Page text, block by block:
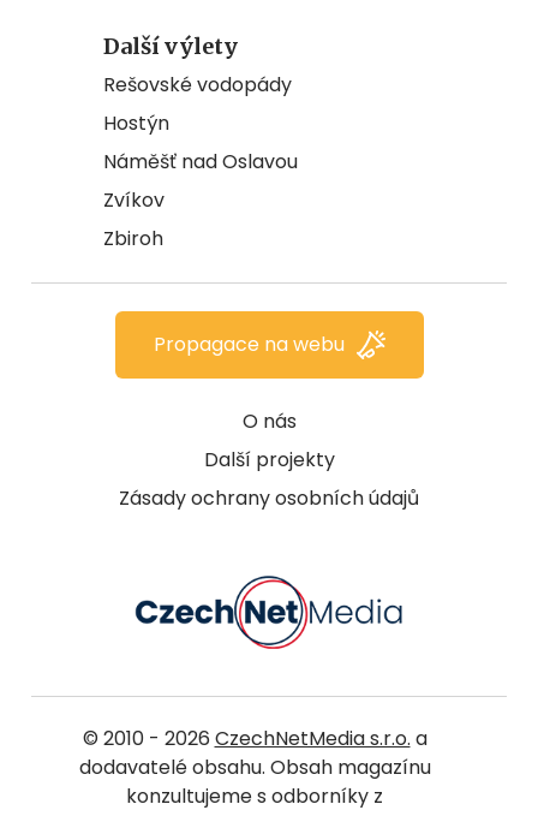
Další výlety
Rešovské vodopády
Hostýn
Náměšť nad Oslavou
Zvíkov
Zbiroh
O nás
Další projekty
Zásady ochrany osobních údajů
Propagace na webu
© 2010 - 2026 CzechNetMedia s.r.o. a
dodavatelé obsahu. Obsah magazínu
konzultujeme s odborníky z